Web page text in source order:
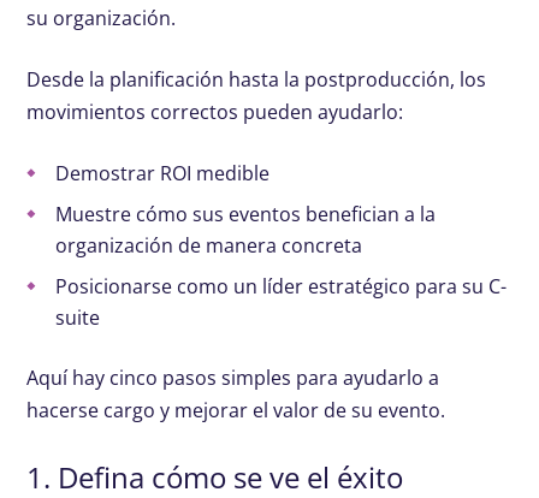
su organización.
Desde la planificación hasta la postproducción, los
movimientos correctos pueden ayudarlo:
Demostrar ROI medible
Muestre cómo sus eventos benefician a la
organización de manera concreta
Posicionarse como un líder estratégico para su C-
suite
Aquí hay cinco pasos simples para ayudarlo a
hacerse cargo y mejorar el valor de su evento.
1. Defina cómo se ve el éxito